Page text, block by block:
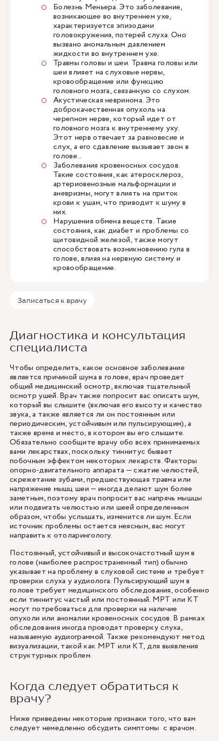
Болезнь Меньера. Это заболевание,
возникающее во внутреннем ухе,
характеризуется эпизодами
головокружения, потерей слуха. Оно
вызвано аномальным давлением
жидкости во внутреннем ухе.
Травмы головы и шеи. Травма головы или
шеи влияет на слуховые нервы,
кровообращение или функцию
головного мозга, связанную со слухом.
Акустическая невринома. Это
доброкачественная опухоль на
черепном нерве, который идет от
головного мозга к внутреннему уху.
Этот нерв отвечает за равновесие и
слух, а его сдавление вызывает звон в
голове..
Заболевания кровеносных сосудов.
Такие состояния, как атеросклероз,
артериовенозные мальформации и
аневризмы, могут влиять на приток
крови к ушам, что приводит к шуму в
них.
Нарушения обмена веществ. Такие
состояния, как диабет и проблемы со
щитовидной железой, также могут
способствовать возникновению гула в
голове, влияя на нервную систему и
кровообращение.
Записаться к врачу
Диагностика и консультация
специалиста
Чтобы определить, какое основное заболевание
является причиной шума в голове, врач проведет
общий медицинский осмотр, включая тщательный
осмотр ушей. Врач также попросит вас описать шум,
который вы слышите (включая его высоту и качество
звука, а также является ли он постоянным или
периодическим, устойчивым или пульсирующим), а
также время и место, в котором вы его слышите.
Обязательно сообщите врачу обо всех принимаемых
вами лекарствах, поскольку тиннитус бывает
побочным эффектом некоторых лекарств. Факторы
опорно-двигательного аппарата — сжатие челюстей,
скрежетание зубами, предшествующая травма или
напряжение мышц шеи — иногда делают шум более
заметным, поэтому врач попросит вас напрячь мышцы
или подвигать челюстью или шеей определенным
образом, чтобы услышать, изменится ли шум. Если
источник проблемы остается неясным, вас могут
направить к отоларингологу.
Постоянный, устойчивый и высокочастотный шум в
голове (наиболее распространенный тип) обычно
указывает на проблему в слуховой системе и требует
проверки слуха у аудиолога. Пульсирующий шум в
голове требует медицинского обследования, особенно
если тиннитус частый или постоянный. МРТ или КТ
могут потребоваться для проверки на наличие
опухоли или аномалии кровеносных сосудов. В рамках
обследования иногда проводят проверку слуха,
называемую аудиограммой. Также рекомендуют метод
визуализации, такой как МРТ или КТ, для выявления
структурных проблем.
Когда следует обратиться к
врачу?
Ниже приведены некоторые признаки того, что вам
следует немедленно обсудить симптомы с врачом.